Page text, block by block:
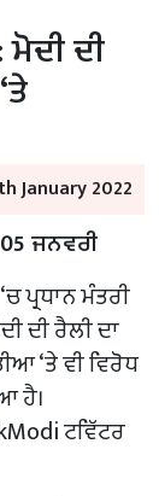
ਦੀ
January 2022
ਜਨਵਰੀ
ਪ੍ਰਧਾਨ ਮੰਤਰੀ
ਦੀ ਰੈਲੀ ਦਾ
‘ਤੇ ਵੀ ਵਿਰੋਧ
ਹੈ।
ਟਵਿੱਟਰ